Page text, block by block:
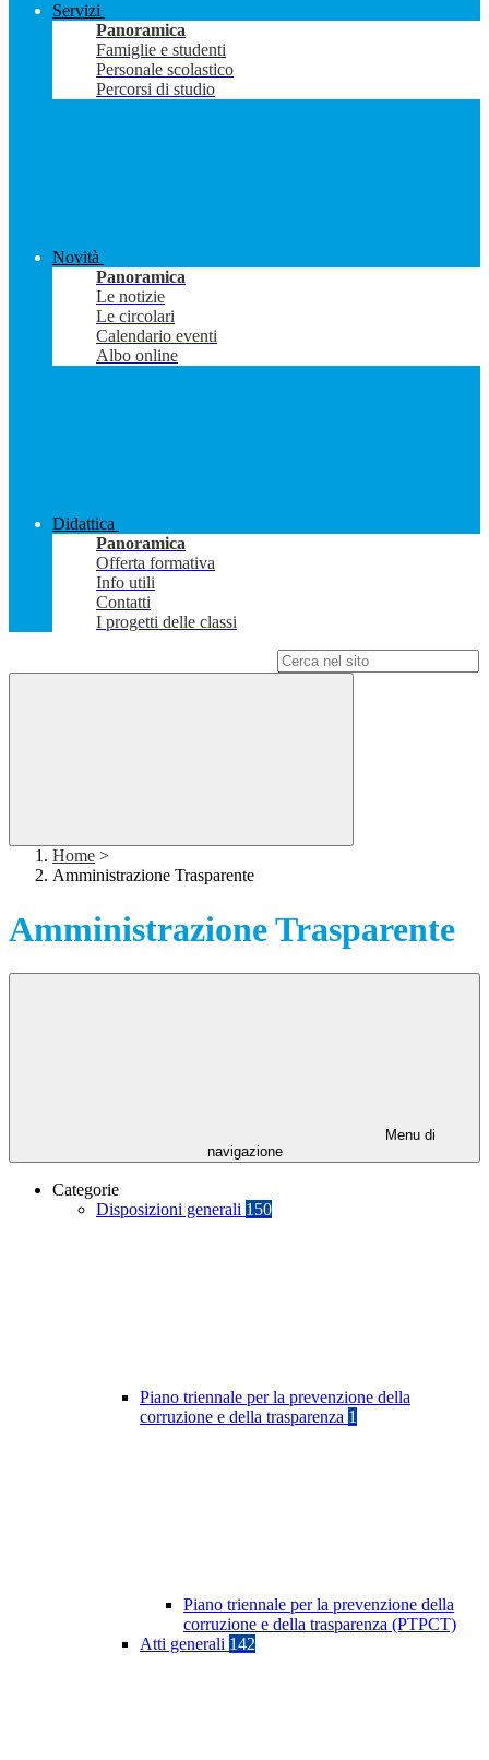
Servizi
Panoramica
Famiglie e studenti
Personale scolastico
Percorsi di studio
Novità
Panoramica
Le notizie
Le circolari
Calendario eventi
Albo online
Didattica
Panoramica
Offerta formativa
Info utili
Contatti
I progetti delle classi
Home >
Amministrazione Trasparente
Amministrazione Trasparente
Menu di
navigazione
Categorie
Disposizioni generali 150
Piano triennale per la prevenzione della
corruzione e della trasparenza 1
Piano triennale per la prevenzione della
corruzione e della trasparenza (PTPCT)
Atti generali 142